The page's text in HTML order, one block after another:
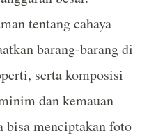
tentang cahaya
barang-barang di
serta komposisi
dan kemauan
bisa menciptakan foto